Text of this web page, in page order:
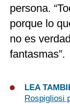
persona.
porque lo
no es
fantasmas”.
LEA
Rospigliosi